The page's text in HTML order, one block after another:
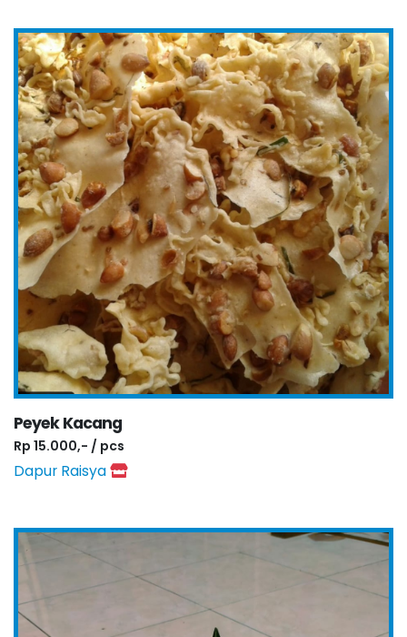
Peyek Kacang
Rp 15.000,- / pcs
Dapur Raisya